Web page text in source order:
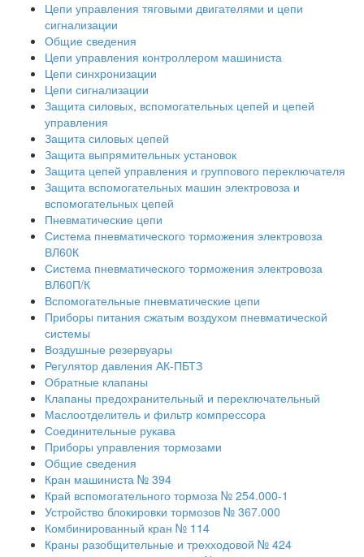
Цепи управления тяговыми двигателями и цепи
сигнализации
Общие сведения
Цепи управления контроллером машиниста
Цепи синхронизации
Цепи сигнализации
Защита силовых, вспомогательных цепей и цепей
управления
Защита силовых цепей
Защита выпрямительных установок
Защита цепей управления и группового переключателя
Защита вспомогательных машин электровоза и
вспомогательных цепей
Пневматические цепи
Система пневматического торможения электровоза
ВЛ60К
Система пневматического торможения электровоза
ВЛ60П/К
Вспомогательные пневматические цепи
Приборы питания сжатым воздухом пневматической
системы
Воздушные резервуары
Регулятор давления АК-ПБТЗ
Обратные клапаны
Клапаны предохранительный и переключательный
Маслоотделитель и фильтр компрессора
Соединительные рукава
Приборы управления тормозами
Общие сведения
Кран машиниста № 394
Край вспомогательного тормоза № 254.000-1
Устройство блокировки тормозов № 367.000
Комбинированный кран № 114
Краны разобщительные и трехходовой № 424